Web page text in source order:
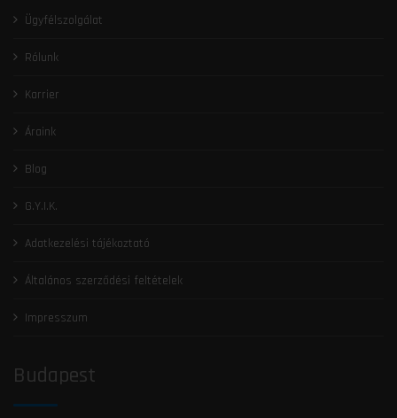
Ügyfélszolgálat
Rólunk
Karrier
Áraink
Blog
G.Y.I.K.
Adatkezelési tájékoztató
Általános szerződési feltételek
Impresszum
Budapest